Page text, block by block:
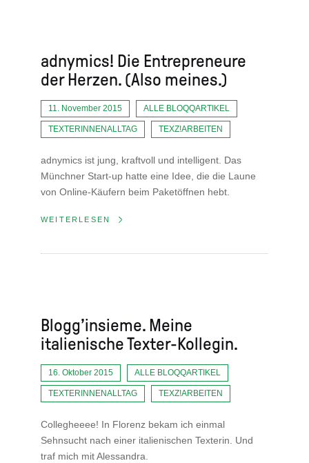
adnymics! Die Entrepreneure
der Herzen. (Also meines.)
11. November 2015 ALLE BLOQQARTIKEL
TEXTERINNENALLTAG TEXZ!ARBEITEN
adnymics ist jung, kraftvoll und intelligent. Das
Münchner Start-up hatte eine Idee, die die Laune
von Online-Käufern beim Paketöffnen hebt.
WEITERLESEN
Blogg’insieme. Meine
italienische Texter-Kollegin.
16. Oktober 2015 ALLE BLOQQARTIKEL
TEXTERINNENALLTAG TEXZ!ARBEITEN
Collegheeee! In Florenz bekam ich einmal
Sehnsucht nach einer italienischen Texterin. Und
traf mich mit Alessandra.